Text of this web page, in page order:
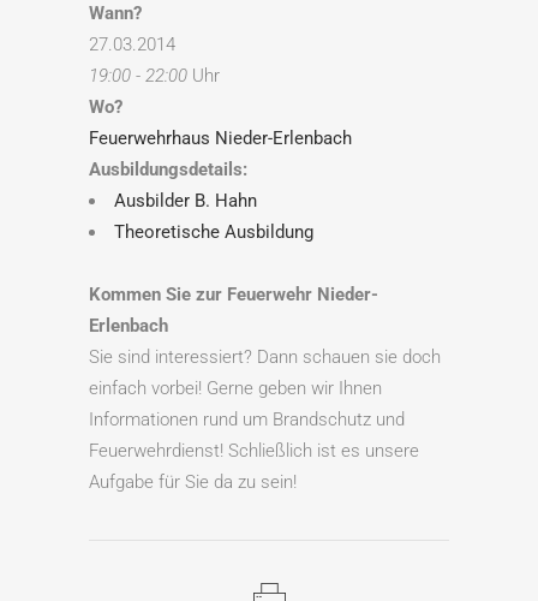
Wann?
27.03.2014
19:00 - 22:00 Uhr
Wo?
Feuerwehrhaus Nieder-Erlenbach
Ausbildungsdetails:
Ausbilder B. Hahn
Theoretische Ausbildung
Kommen Sie zur Feuerwehr Nieder-
Erlenbach
Sie sind interessiert? Dann schauen sie doch
einfach vorbei! Gerne geben wir Ihnen
Informationen rund um Brandschutz und
Feuerwehrdienst! Schließlich ist es unsere
Aufgabe für Sie da zu sein!